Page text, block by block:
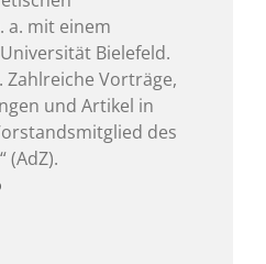
a. mit einem
Bielefeld.
Vorträge,
und Artikel in
des
(AdZ).